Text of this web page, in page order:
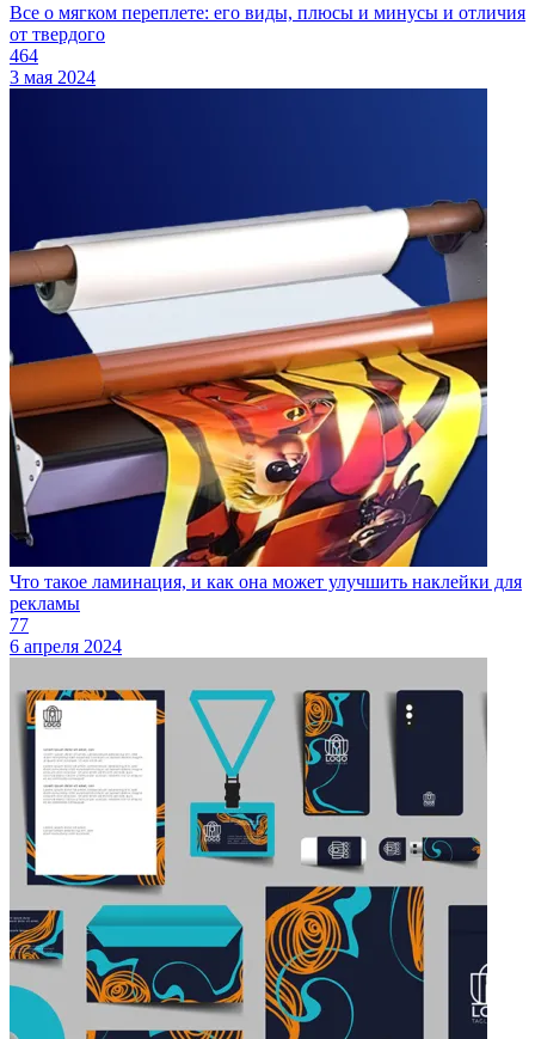
Все о мягком переплете: его виды, плюсы и минусы и отличия
от твердого
464
3 мая 2024
Что такое ламинация, и как она может улучшить наклейки для
рекламы
77
6 апреля 2024